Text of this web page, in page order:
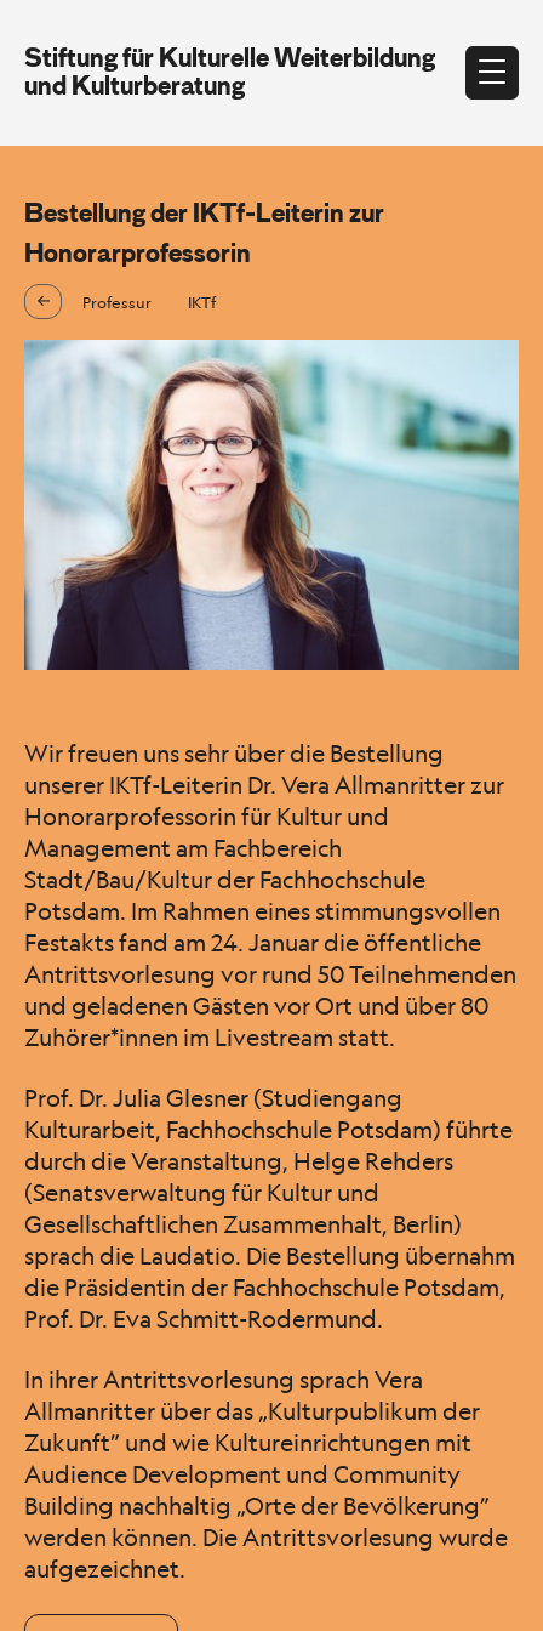
Stiftung für Kulturelle Weiterbildung
und Kulturberatung
Bestellung der IKTf-Leiterin zur
Honorarprofessorin
Professur IKTf
Wir freuen uns sehr über die Bestellung
unserer IKTf-Leiterin Dr. Vera Allmanritter zur
Honorarprofessorin für Kultur und
Management am Fachbereich
Stadt/Bau/Kultur der Fachhochschule
Potsdam. Im Rahmen eines stimmungsvollen
Festakts fand am 24. Januar die öffentliche
Antrittsvorlesung vor rund 50 Teilnehmenden
und geladenen Gästen vor Ort und über 80
Zuhörer*innen im Livestream statt.
Prof. Dr. Julia Glesner (Studiengang
Kulturarbeit, Fachhochschule Potsdam) führte
durch die Veranstaltung, Helge Rehders
(Senatsverwaltung für Kultur und
Gesellschaftlichen Zusammenhalt, Berlin)
sprach die Laudatio. Die Bestellung übernahm
die Präsidentin der Fachhochschule Potsdam,
Prof. Dr. Eva Schmitt-Rodermund.
In ihrer Antrittsvorlesung sprach Vera
Allmanritter über das „Kulturpublikum der
Zukunft” und wie Kultureinrichtungen mit
Audience Development und Community
Building nachhaltig „Orte der Bevölkerung”
werden können. Die Antrittsvorlesung wurde
aufgezeichnet.